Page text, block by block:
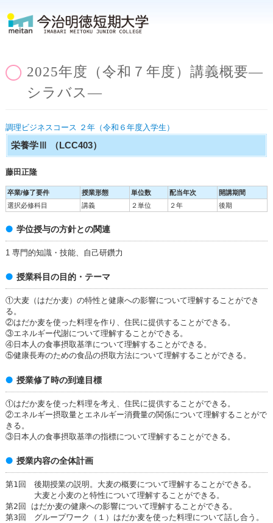
2025年度（令和７年度）講義概要―
シラバス―
調理ビジネスコース ２年（令和６年度入学生）
栄養学Ⅲ （LCC403）
藤田正隆
卒業/修了要件 授業形態 単位数 配当年次
開講期間
選択必修科目
講義 ２単位 ２年 後期
学位授与の方針との関連
1 専門的知識・技能、自己研鑽力
授業科目の目的・テーマ
①大麦（はだか麦）の特性と健康への影響について理解することができ
る。
②はだか麦を使った料理を作り、住民に提供することができる。
③エネルギー代謝について理解することができる。
④日本人の食事摂取基準について理解することができる。
⑤健康長寿のための食品の摂取方法について理解することができる。
授業修了時の到達目標
①はだか麦を使った料理を考え、住民に提供することができる。
②エネルギー摂取量とエネルギー消費量の関係について理解することがで
きる。
③日本人の食事摂取基準の指標について理解することができる。
授業内容の全体計画
第1回 後期授業の説明。大麦の概要について理解することができる。
大麦と小麦のと特性について理解することができる。
第2回 はだか麦の健康への影響について理解することができる。
第3回 グループワーク（１）はだか麦を使った料理について話し合う。